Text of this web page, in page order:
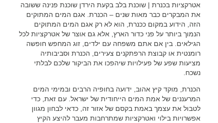
אטרקציות בכנרת | שוכנת בלב בקעת הירדן שוכנת פנינה ששובה
את המבקרים כבר מאות שנים – הכנרת. אגם המים המתוקים
הזה, הידוע במקום ככנרת, הוא לא רק אגם המים המתוקים
הנמוך ביותר על פני כדור הארץ, אלא גם אוצר של אטרקציות לכל
הגילאים. בין אם אתם משפחה עם ילדים, זוג המחפש חופשה
רומנטית או קבוצת הרפתקנים צעירים, הכנרת וסביבותיה
מציעות שפע של פעילויות שיהפכו את הביקור שלכם לבלתי
נשכח.
הכנרת, מוקד קיץ אהוב, ידועה בחופיה הרבים ובמימי המים
המרעננים של אמת המים הייחודית של ישראל. עם זאת, כדי
לטבול את עצמך באמת בקסם של אזור זה, כדאי לבחון מגוון
אפשרויות בילוי ואטרקציות שמתרחבות מעבר להיצע הקיץ